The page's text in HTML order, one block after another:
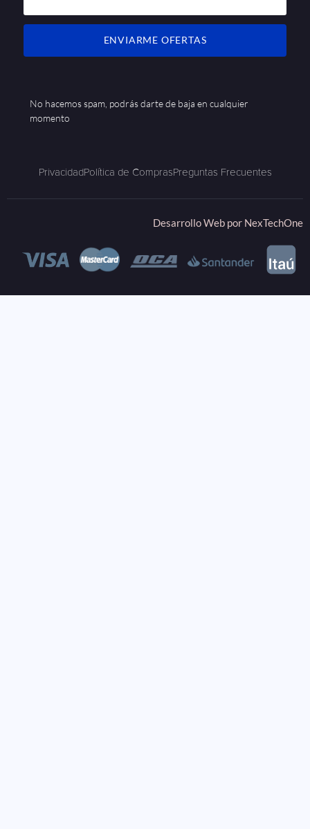
ENVIARME OFERTAS
No hacemos spam, podrás darte de baja en cualquier
momento
PrivacidadPolítica de ComprasPreguntas Frecuentes
Desarrollo Web por NexTechOne